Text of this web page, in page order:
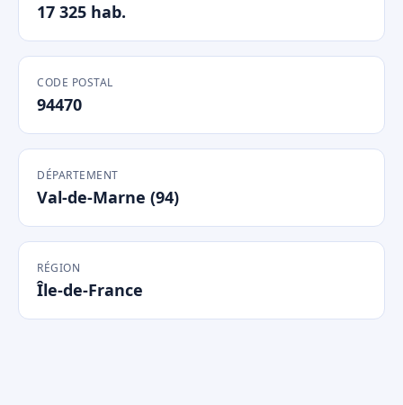
17 325 hab.
CODE POSTAL
94470
DÉPARTEMENT
Val-de-Marne (94)
RÉGION
Île-de-France